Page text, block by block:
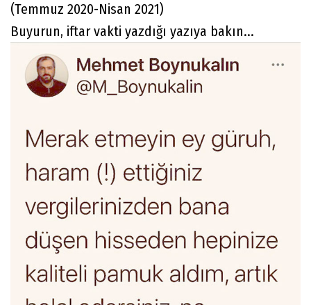
(Temmuz 2020-Nisan 2021)
Buyurun, iftar vakti yazdığı yazıya bakın...